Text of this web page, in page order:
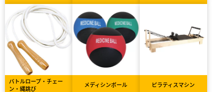
バトルロープ・チェー
ン・縄跳び
メディシンボール ピラティスマシン